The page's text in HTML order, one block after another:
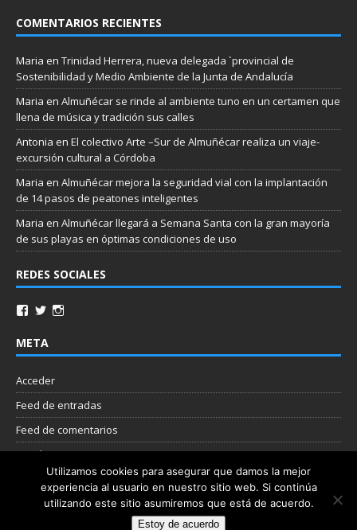
COMENTARIOS RECIENTES
Maria en Trinidad Herrera, nueva delegada `provincial de
Sostenibilidad y Medio Ambiente de la Junta de Andalucía
Maria en Almuñécar se rinde al ambiente tuno en un certamen que
llena de música y tradición sus calles
Antonia en El colectivo Arte –Sur de Almuñécar realiza un viaje-
excursión cultural a Córdoba
Maria en Almuñécar mejora la seguridad vial con la implantación
de 14 pasos de peatones inteligentes
Maria en Almuñécar llegará a Semana Santa con la gran mayoría
de sus playas en óptimas condiciones de uso
REDES SOCIALES
META
Acceder
Feed de entradas
Feed de comentarios
WordPress.org
Nube de etiquetas
Utilizamos cookies para asegurar que damos la mejor
experiencia al usuario en nuestro sitio web. Si continúa
utilizando este sitio asumiremos que está de acuerdo.
Estoy de acuerdo